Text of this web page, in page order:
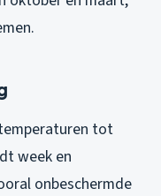
tot
week en
onbeschermde